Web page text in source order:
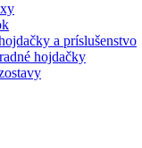
a príslušenstvo
hojdačky